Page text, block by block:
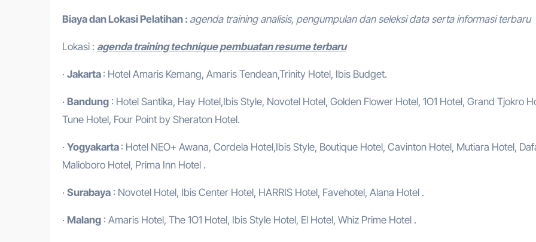
Biaya dan Lokasi Pelatihan : agenda training analisis, pengumpulan dan seleksi data serta informasi terbaru
Lokasi : agenda training technique pembuatan resume terbaru
· Jakarta : Hotel Amaris Kemang, Amaris Tendean,Trinity Hotel, Ibis Budget.
· Bandung : Hotel Santika, Hay Hotel,Ibis Style, Novotel Hotel, Golden Flower Hotel, 1O1 Hotel, Grand Tjokro
Tune Hotel, Four Point by Sheraton Hotel.
· Yogyakarta : Hotel NEO+ Awana, Cordela Hotel,Ibis Style, Boutique Hotel, Cavinton Hotel, Mutiara Hotel,
Malioboro Hotel, Prima Inn Hotel .
· Surabaya : Novotel Hotel, Ibis Center Hotel, HARRIS Hotel, Favehotel, Alana Hotel .
· Malang : Amaris Hotel, The 1O1 Hotel, Ibis Style Hotel, El Hotel, Whiz Prime Hotel .